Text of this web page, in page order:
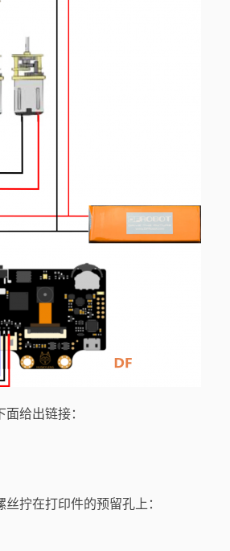
给出链接：
拧在打印件的预留孔上：